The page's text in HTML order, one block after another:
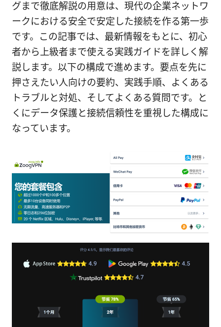
グまで徹底解説の用意は、現代の企業ネットワ
ークにおける安全で安定した接続を作る第一歩
です。この記事では、最新情報をもとに、初心
者から上級者まで使える実践ガイドを詳しく解
説します。以下の構成で進めます。要点を先に
押さえたい人向けの要約、実践手順、よくある
トラブルと対処、そしてよくある質問です。と
くにデータ保護と接続信頼性を重視した構成に
なっています。